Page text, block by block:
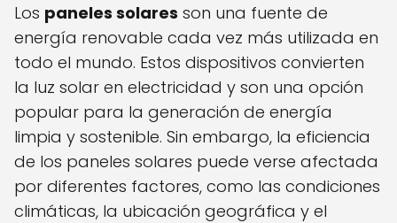
Los paneles solares son una fuente de
energía renovable cada vez más utilizada en
todo el mundo. Estos dispositivos convierten
la luz solar en electricidad y son una opción
popular para la generación de energía
limpia y sostenible. Sin embargo, la eficiencia
de los paneles solares puede verse afectada
por diferentes factores, como las condiciones
climáticas, la ubicación geográfica y el